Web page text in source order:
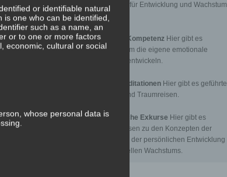
Transformation für Entwicklung und Wachstum
anstoßen.
⇒ Emotionale KompetenzHier gibt es
Meditationen, um die eigene emotionale
Kompetenz zu entwickeln.
⇒ Geführte MeditationenHier gibt es geführte
Meditationen und Traumreisen.
⇒ Philosophische Exkurse Hier gibt es
Hintergrundwissen zu den Konzepten der
Transformation, der persönlichen Entwicklung
und des spirituellen Wachstums.
or identifiable natural
is one who can be identified,
such as a name, an
or to one or more factors
economic, cultural or social
whose personal data is